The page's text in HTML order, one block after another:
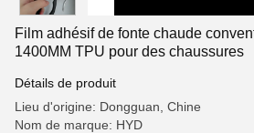
Film adhésif de fonte chaude
1400MM TPU pour des chaussures
Détails de produit
Lieu d'origine: Dongguan, Chine
Nom de marque: HYD